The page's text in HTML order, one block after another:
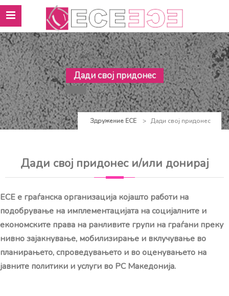
Дади свој придонес
Здружение ЕСЕ > Дади свој придонес
Дади свој придонес и/или донирај
ЕСЕ е граѓанска организација којашто работи на
подобрување на имплементацијата на социјалните и
економските права на ранливите групи на граѓани преку
нивно зајакнување, мобилизирање и вклучување во
планирањето, спроведувањето и во оценувањето на
јавните политики и услуги во РС Македонија.